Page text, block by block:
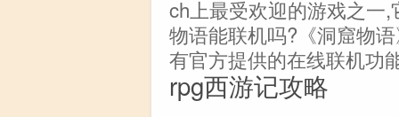
ch上最受欢迎的游戏之一
物语能联机吗?《洞窟物
有官方提供的在线联机功
rpg西游记攻略